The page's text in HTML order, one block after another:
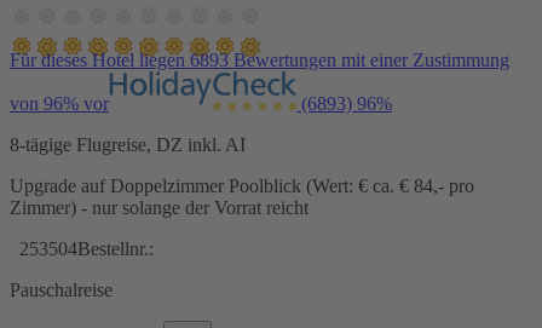
Für dieses Hotel liegen 6893 Bewertungen mit einer Zustimmung
von 96% vor (6893) 96%
8-tägige Flugreise, DZ inkl. AI
Upgrade auf Doppelzimmer Poolblick (Wert: € ca. € 84,- pro
Zimmer) - nur solange der Vorrat reicht
253504Bestellnr.:
Pauschalreise